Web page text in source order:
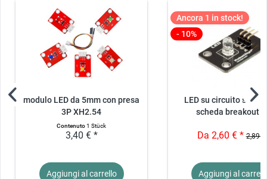
modulo LED da 5mm con presa
3P XH2.54
Contenuto1 Stück
3,40 € *
Aggiungi al carrello
Ancora 1 in stock!
- 10%
LED su circuito
scheda breakout -
Da 2,60 € * 2,89 €
Aggiungi al